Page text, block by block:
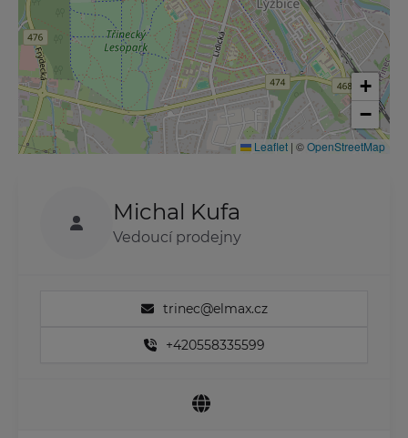
Michal Kufa
Vedoucí prodejny
trinec@elmax.cz
+420558335599
+
−
Leaflet | ©OpenStreetMap